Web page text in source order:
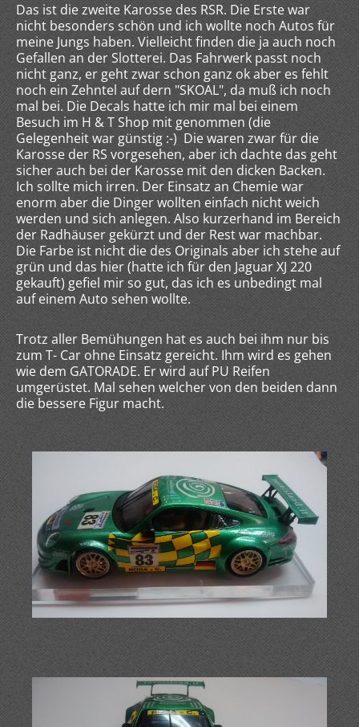
Das ist die zweite Karosse des RSR. Die Erste war
nicht besonders schön und ich wollte noch Autos für
meine Jungs haben. Vielleicht finden die ja auch noch
Gefallen an der Slotterei. Das Fahrwerk passt noch
nicht ganz, er geht zwar schon ganz ok aber es fehlt
noch ein Zehntel auf dern "SKOAL", da muß ich noch
mal bei. Die Decals hatte ich mir mal bei einem
Besuch im H & T Shop mit genommen (die
Gelegenheit war günstig :-) Die waren zwar für die
Karosse der RS vorgesehen, aber ich dachte das geht
sicher auch bei der Karosse mit den dicken Backen.
Ich sollte mich irren. Der Einsatz an Chemie war
enorm aber die Dinger wollten einfach nicht weich
werden und sich anlegen. Also kurzerhand im Bereich
der Radhäuser gekürzt und der Rest war machbar.
Die Farbe ist nicht die des Originals aber ich stehe auf
grün und das hier (hatte ich für den Jaguar XJ 220
gekauft) gefiel mir so gut, das ich es unbedingt mal
auf einem Auto sehen wollte.
Trotz aller Bemühungen hat es auch bei ihm nur bis
zum T- Car ohne Einsatz gereicht. Ihm wird es gehen
wie dem GATORADE. Er wird auf PU Reifen
umgerüstet. Mal sehen welcher von den beiden dann
die bessere Figur macht.